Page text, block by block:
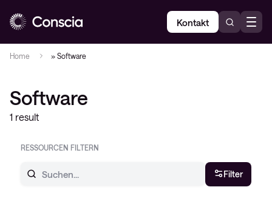
Kontakt
Home » Software
Software
1 result
RESSOURCEN FILTERN
Filter